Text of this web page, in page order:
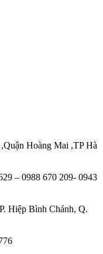
Hoàng Mai ,TP Hà
– 0988 670 209- 0943
Hiệp Bình Chánh, Q.